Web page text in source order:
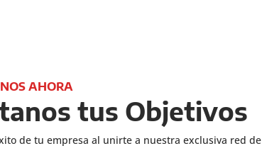
AHORA
tus Objetivos
de tu empresa al unirte a nuestra exclusiva red de